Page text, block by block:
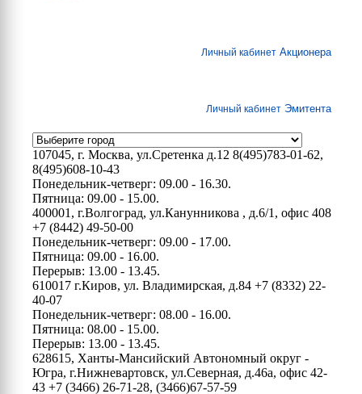
Личный кабинет Акционера
Личный кабинет Эмитента
107045, г. Москва, ул.Сретенка д.12 8(495)783-01-62,
8(495)608-10-43
Понедельник-четверг: 09.00 - 16.30.
Пятница: 09.00 - 15.00.
400001, г.Волгоград, ул.Канунникова , д.6/1, офис 408
+7 (8442) 49-50-00
Понедельник-четверг: 09.00 - 17.00.
Пятница: 09.00 - 16.00.
Перерыв: 13.00 - 13.45.
610017 г.Киров, ул. Владимирская, д.84 +7 (8332) 22-
40-07
Понедельник-четверг: 08.00 - 16.00.
Пятница: 08.00 - 15.00.
Перерыв: 13.00 - 13.45.
628615, Ханты-Мансийский Автономный округ -
Югра, г.Нижневартовск, ул.Северная, д.46а, офис 42-
43 +7 (3466) 26-71-28, (3466)67-57-59